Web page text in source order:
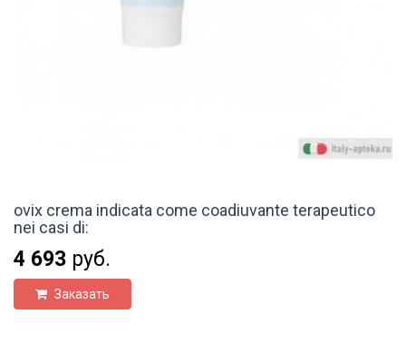
ovix crema indicata come coadiuvante terapeutico
nei casi di:
4 693 руб.
Заказать